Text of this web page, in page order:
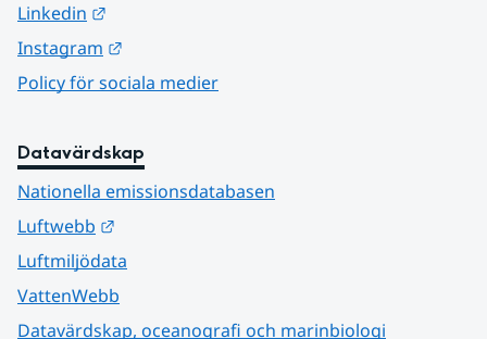
Linkedin
Instagram
Policy för sociala medier
Datavärdskap
Nationella emissionsdatabasen
Luftwebb
Luftmiljödata
VattenWebb
Datavärdskap, oceanografi och marinbiologi